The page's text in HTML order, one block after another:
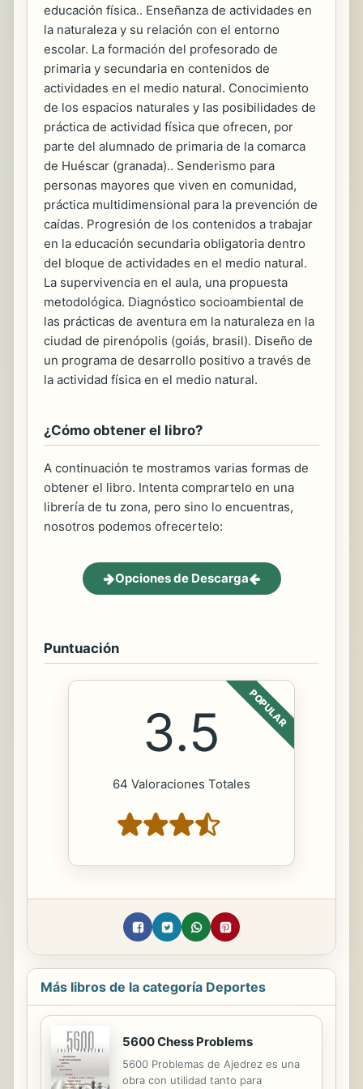
educación física.. Enseñanza de actividades en
la naturaleza y su relación con el entorno
escolar. La formación del profesorado de
primaria y secundaria en contenidos de
actividades en el medio natural. Conocimiento
de los espacios naturales y las posibilidades de
práctica de actividad física que ofrecen, por
parte del alumnado de primaria de la comarca
de Huéscar (granada).. Senderismo para
personas mayores que viven en comunidad,
práctica multidimensional para la prevención de
caídas. Progresión de los contenidos a trabajar
en la educación secundaria obligatoria dentro
del bloque de actividades en el medio natural.
La supervivencia en el aula, una propuesta
metodológica. Diagnóstico socioambiental de
las prácticas de aventura em la naturaleza en la
ciudad de pirenópolis (goiás, brasil). Diseño de
un programa de desarrollo positivo a través de
la actividad física en el medio natural.
¿Cómo obtener el libro?
A continuación te mostramos varias formas de
obtener el libro. Intenta comprartelo en una
librería de tu zona, pero sino lo encuentras,
nosotros podemos ofrecertelo:
Opciones de Descarga
Puntuación
POPULAR
3.5
64 Valoraciones Totales
Más libros de la categoría Deportes
5600 Chess Problems
5600 Problemas de Ajedrez es una
obra con utilidad tanto para